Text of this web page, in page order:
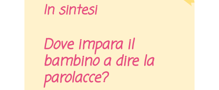
In sintesi
Dove impara il
bambino a dire la
parolacce?